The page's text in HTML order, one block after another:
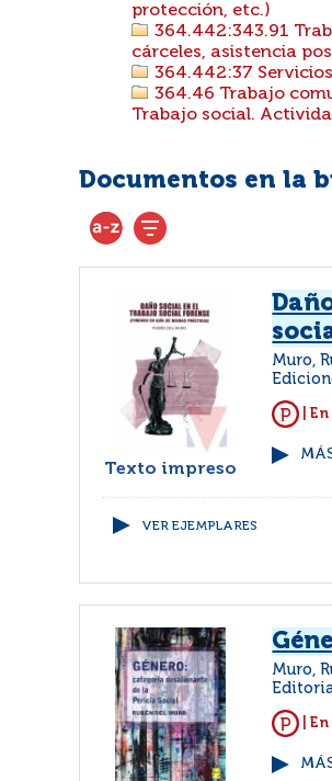
protección, etc.)
364.442:343.91
cárceles, asistencia
364.442:37
364.46 Trabajo
Trabajo social.
Documentos en la
Texto impreso
Muro,
|
VER EJEMPLARES
Muro,
|